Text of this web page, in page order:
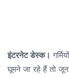
इंटरनेट डेस्क।
घूमने जा रहे हैं तो